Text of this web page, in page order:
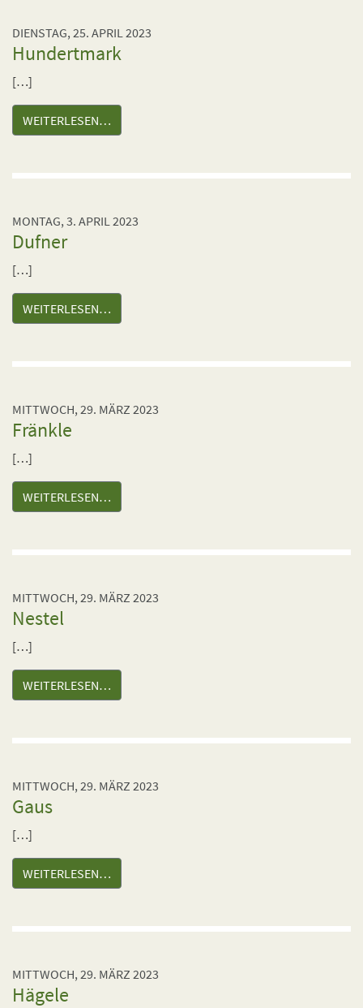
DIENSTAG, 25. APRIL 2023
Hundertmark
[…]
WEITERLESEN…
MONTAG, 3. APRIL 2023
Dufner
[…]
WEITERLESEN…
MITTWOCH, 29. MÄRZ 2023
Fränkle
[…]
WEITERLESEN…
MITTWOCH, 29. MÄRZ 2023
Nestel
[…]
WEITERLESEN…
MITTWOCH, 29. MÄRZ 2023
Gaus
[…]
WEITERLESEN…
MITTWOCH, 29. MÄRZ 2023
Hägele